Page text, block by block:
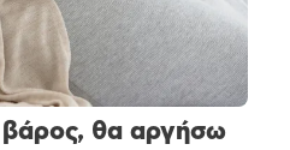
θα αργήσω